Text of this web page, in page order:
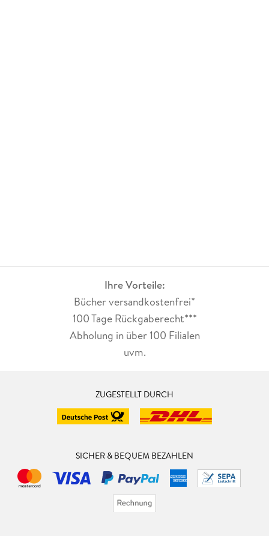
Ihre Vorteile:
Bücher versandkostenfrei*
100 Tage Rückgaberecht***
Abholung in über 100 Filialen
uvm.
ZUGESTELLT DURCH
SICHER & BEQUEM BEZAHLEN